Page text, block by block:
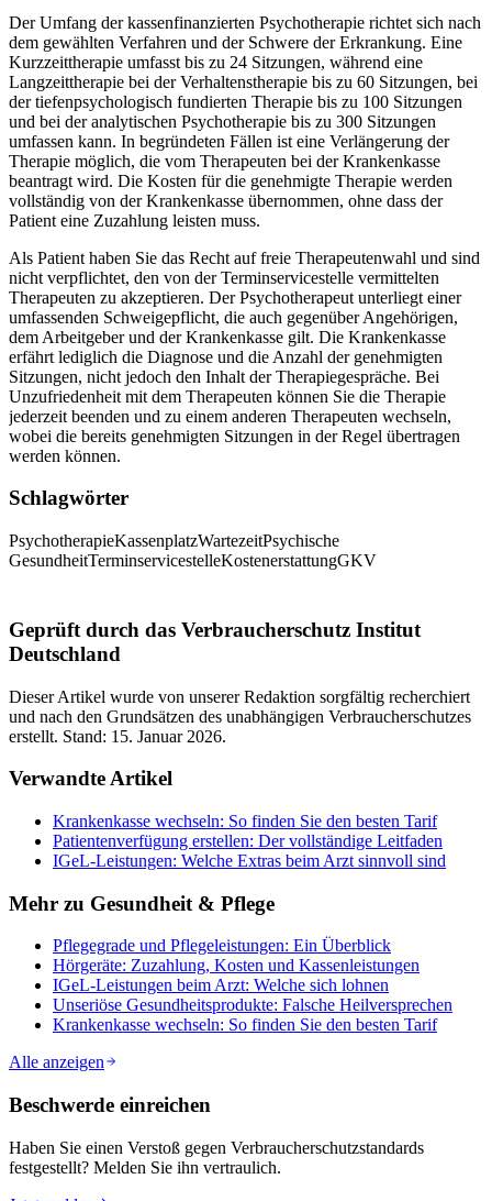
Der Umfang der kassenfinanzierten Psychotherapie richtet sich nach
dem gewählten Verfahren und der Schwere der Erkrankung. Eine
Kurzzeittherapie umfasst bis zu 24 Sitzungen, während eine
Langzeittherapie bei der Verhaltenstherapie bis zu 60 Sitzungen, bei
der tiefenpsychologisch fundierten Therapie bis zu 100 Sitzungen
und bei der analytischen Psychotherapie bis zu 300 Sitzungen
umfassen kann. In begründeten Fällen ist eine Verlängerung der
Therapie möglich, die vom Therapeuten bei der Krankenkasse
beantragt wird. Die Kosten für die genehmigte Therapie werden
vollständig von der Krankenkasse übernommen, ohne dass der
Patient eine Zuzahlung leisten muss.
Als Patient haben Sie das Recht auf freie Therapeutenwahl und sind
nicht verpflichtet, den von der Terminservicestelle vermittelten
Therapeuten zu akzeptieren. Der Psychotherapeut unterliegt einer
umfassenden Schweigepflicht, die auch gegenüber Angehörigen,
dem Arbeitgeber und der Krankenkasse gilt. Die Krankenkasse
erfährt lediglich die Diagnose und die Anzahl der genehmigten
Sitzungen, nicht jedoch den Inhalt der Therapiegespräche. Bei
Unzufriedenheit mit dem Therapeuten können Sie die Therapie
jederzeit beenden und zu einem anderen Therapeuten wechseln,
wobei die bereits genehmigten Sitzungen in der Regel übertragen
werden können.
Schlagwörter
PsychotherapieKassenplatzWartezeitPsychische
GesundheitTerminservicestelleKostenerstattungGKV
Geprüft durch das Verbraucherschutz Institut
Deutschland
Dieser Artikel wurde von unserer Redaktion sorgfältig recherchiert
und nach den Grundsätzen des unabhängigen Verbraucherschutzes
erstellt. Stand: 15. Januar 2026.
Verwandte Artikel
Krankenkasse wechseln: So finden Sie den besten Tarif
Patientenverfügung erstellen: Der vollständige Leitfaden
IGeL-Leistungen: Welche Extras beim Arzt sinnvoll sind
Mehr zu Gesundheit & Pflege
Pflegegrade und Pflegeleistungen: Ein Überblick
Hörgeräte: Zuzahlung, Kosten und Kassenleistungen
IGeL-Leistungen beim Arzt: Welche sich lohnen
Unseriöse Gesundheitsprodukte: Falsche Heilversprechen
Krankenkasse wechseln: So finden Sie den besten Tarif
Alle anzeigen
Beschwerde einreichen
Haben Sie einen Verstoß gegen Verbraucherschutzstandards
festgestellt? Melden Sie ihn vertraulich.